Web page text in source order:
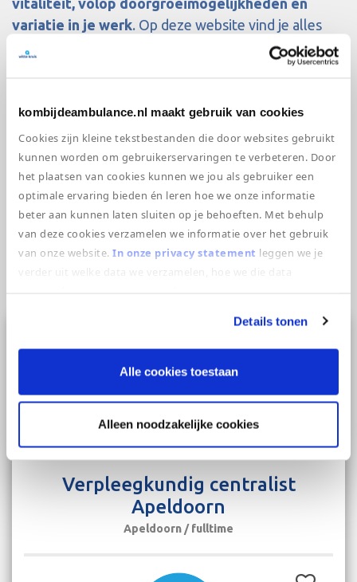
kombijdeambulance.nl maakt gebruik van cookies
Cookies zijn kleine tekstbestanden die door websites gebruikt
kunnen worden om gebruikerservaringen te verbeteren. Door
het plaatsen van cookies kunnen we jou als gebruiker een
optimale ervaring bieden én leren hoe we onze informatie
beter aan kunnen laten sluiten op je behoeften. Met behulp
van deze cookies verzamelen we informatie over het gebruik
van onze website. In onze privacy statement leggen we je
Details tonen
Alle cookies toestaan
Alleen noodzakelijke cookies
vitaliteit, volop doorgroeimogelijkheden en
variatie in je werk. Op deze website vind je alles
over
en onze openstaande
waarin
ambulancezorg.
Kom jij bijdragen aan onze missie?
ONTDEK MEER
Uitgelichte vacatures
Verpleegkundig centralist
Apeldoorn
Apeldoorn / fulltime